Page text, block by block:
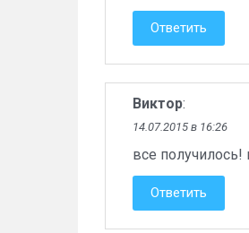
Ответить
Виктор:
14.07.2015 в 16:26
все
Ответить